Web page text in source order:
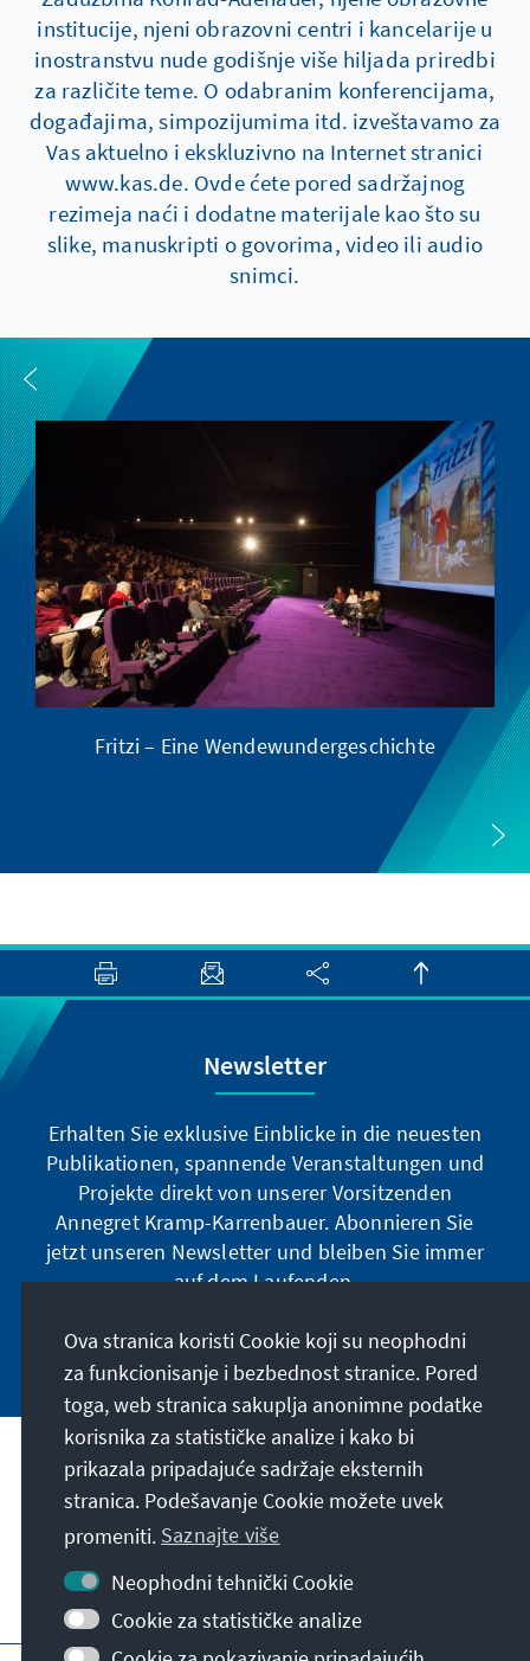
institucije, njeni obrazovni centri i kancelarije u
inostranstvu nude godišnje više hiljada priredbi
za različite teme. O odabranim konferencijama,
događajima, simpozijumima itd. izveštavamo za
Vas aktuelno i ekskluzivno na Internet stranici
www.kas.de. Ovde ćete pored sadržajnog
rezimeja naći i dodatne materijale kao što su
slike, manuskripti o govorima, video ili audio
snimci.
Fritzi – Eine Wendewundergeschichte
Newsletter
Erhalten Sie exklusive Einblicke in die neuesten
Publikationen, spannende Veranstaltungen und
Projekte direkt von unserer Vorsitzenden
Annegret Kramp-Karrenbauer. Abonnieren Sie
jetzt unseren Newsletter und bleiben Sie immer
auf dem Laufenden.
Jetzt abonnieren
Naša misija
Kontakt
Ostalo u ponudi naše fondacije
Ova stranica koristi Cookie koji su neophodni
za funkcionisanje i bezbednost stranice. Pored
toga, web stranica sakuplja anonimne podatke
korisnika za statističke analize i kako bi
prikazala pripadajuće sadržaje eksternih
stranica. Podešavanje Cookie možete uvek
promeniti. Saznajte više
Neophodni tehnički Cookie
Cookie za statističke analize